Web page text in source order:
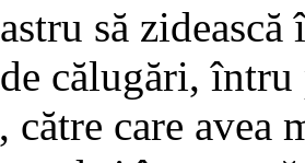
să
călugări,
care avea